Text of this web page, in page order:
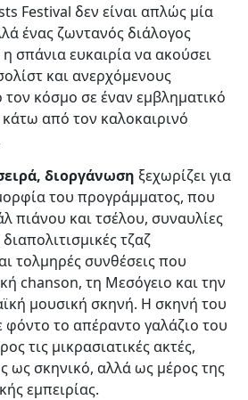
Festival δεν είναι απλώς μία
ένας ζωντανός διάλογος
η σπάνια ευκαιρία να ακούσει
και ανερχόμενους
τον κόσμο σε έναν εμβληματικό
από τον καλοκαιρινό
διοργάνωση ξεχωρίζει για
του προγράμματος, που
πιάνου και τσέλου, συναυλίες
τζαζ
τολμηρές συνθέσεις που
chanson, τη Μεσόγειο και την
μουσική σκηνή. Η σκηνή του
το απέραντο γαλάζιο του
τις μικρασιατικές ακτές,
ως σκηνικό, αλλά ως μέρος της
εμπειρίας.